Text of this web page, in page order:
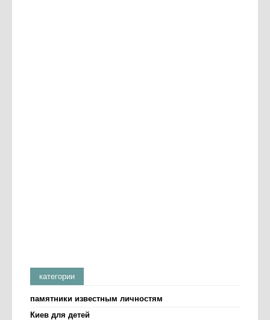
категории
памятники известным личностям
Киев для детей